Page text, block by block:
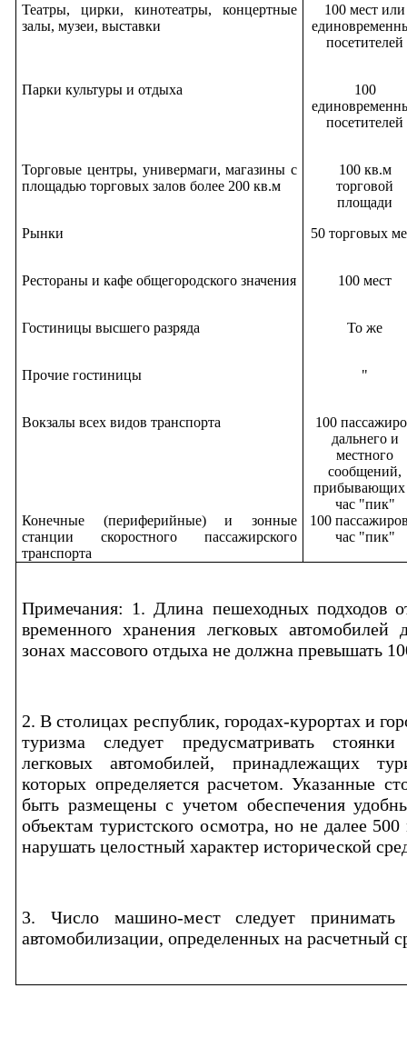
Театры, цирки, кинотеатры, концертные
залы, музеи, выставки
100 мест или
посетителей
Парки культуры и отдыха
100
посетителей
Торговые центры, универмаги, магазины с
площадью торговых залов более 200 кв.м
100 кв.м
торговой
площади
Рынки
50 торговых
Рестораны и кафе общегородского значения 100 мест
Гостиницы высшего разряда То же
Прочие гостиницы "
Вокзалы всех видов транспорта
100
дальнего и
местного
сообщений,
прибывающих
час "пик"
Конечные (периферийные) и зонные
станции скоростного пассажирского
транспорта
100
час "пик"
Примечания: 1. Длина пешеходных подходов
временного хранения легковых автомобилей
зонах массового отдыха не должна превышать
2. В столицах республик, городах-курортах и
туризма следует предусматривать
легковых автомобилей, принадлежащих
которых определяется расчетом. Указанные
быть размещены с учетом обеспечения
объектам туристского осмотра, но не далее
нарушать целостный характер исторической
3. Число машино-мест следует принимать
автомобилизации, определенных на расчетный